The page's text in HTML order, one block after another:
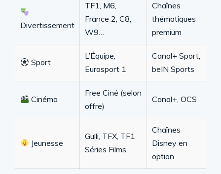
Divertissement
TF1, M6,
France 2, C8,
W9…
Chaînes
thématiques
premium
Sport
L’Équipe,
Eurosport 1
Canal+ Sport,
beIN Sports
Cinéma
Free Ciné (selon
offre)
Canal+, OCS
Jeunesse
Gulli, TFX, TF1
Séries Films…
Chaînes
Disney en
option